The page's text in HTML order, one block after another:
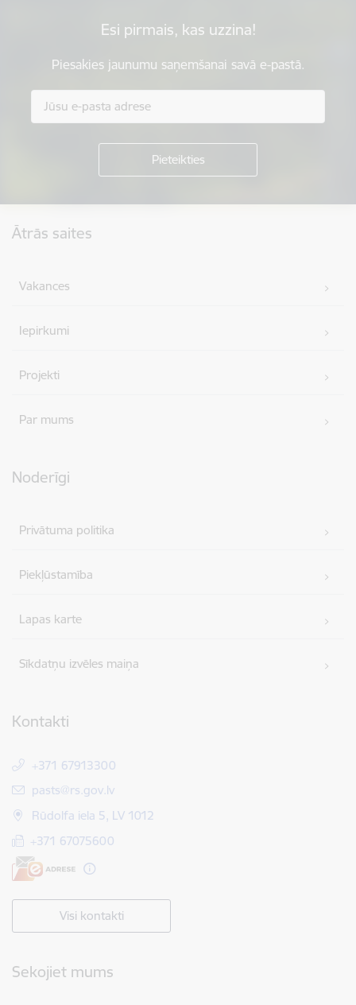
Esi pirmais, kas uzzina!
Piesakies jaunumu saņemšanai savā e-pastā.
Ātrās saites
Vakances
Iepirkumi
Projekti
Par mums
Noderīgi
Privātuma politika
Piekļūstamība
Lapas karte
Sīkdatņu izvēles maiņa
Kontakti
+371 67913300
E-pasts:
pasts@rs.gov.lv
Rūdolfa iela 5, LV 1012
+371 67075600
Visi kontakti
Sekojiet mums